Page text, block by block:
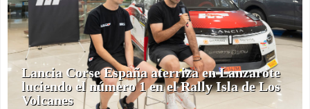
Lancia Corse España aterriza en Lanzarote
luciendo el número 1 en el Rally Isla de Los
Volcanes